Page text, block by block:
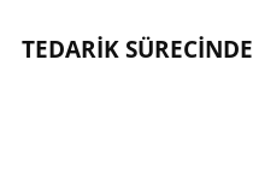
TEDARİK SÜRECİNDE